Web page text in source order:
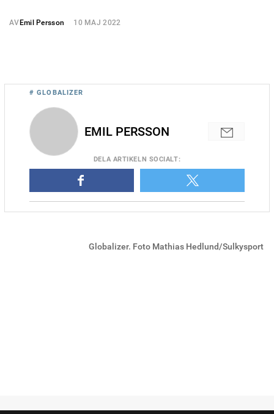
AV Emil Persson 10 MAJ 2022
Globalizer. Foto Mathias Hedlund/Sulkysport
# GLOBALIZER
EMIL PERSSON
DELA ARTIKELN SOCIALT: